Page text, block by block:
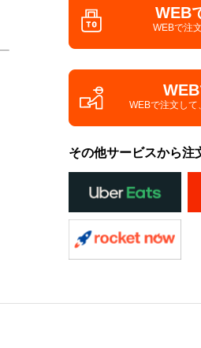
WEB
WEBで注
WEBで注文して、
その他サービスから注